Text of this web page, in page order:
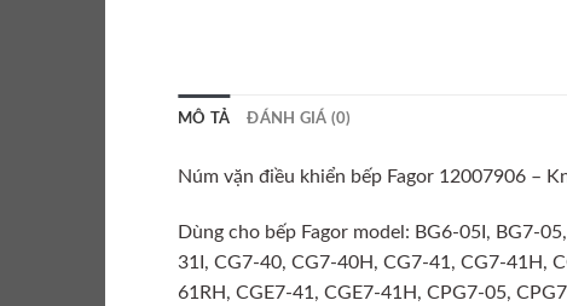
MÔ TẢ ĐÁNH GIÁ (0)
Núm vặn điều khiển bếp Fagor 12007906 –
Dùng cho bếp Fagor model: BG6-05I, BG7-
31I, CG7-40, CG7-40H, CG7-41, CG7-41H,
61RH, CGE7-41, CGE7-41H, CPG7-05,